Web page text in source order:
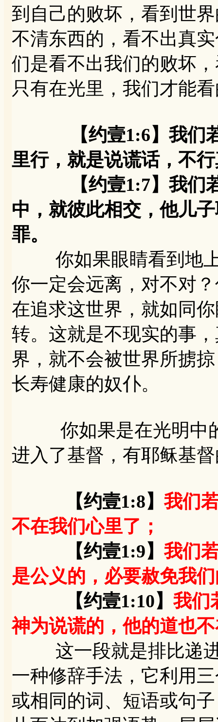
到自己的败坏，看到世
不清东西的，看不出真
们是看不出我们的败坏
只有在光里，我们才能
【约壹1:6】我
里行，就是说谎话，不
【约壹1:7】我们若
中，就彼此相交，他儿
罪。
你如果眼睛看到地上
你一定会远离，对不对
在追求这世界，就如同
转。这就是不现实的事
界，就不会被世界所掳
长寿健康的奴仆。
你如果是在光明中的
进入了基督，有耶稣基
【约壹1:8】 我们
不在我们心里了；
【约壹1:9】 我们
是公义的，必要赦免我
【约壹1:10】 我们
神为说谎的，他的道也
这一段就是排比递进
一种修辞手法，它利用
或相同的词、短语或句